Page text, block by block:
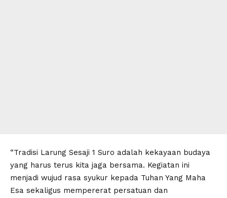
“Tradisi Larung Sesaji 1 Suro adalah kekayaan budaya
yang harus terus kita jaga bersama. Kegiatan ini
menjadi wujud rasa syukur kepada Tuhan Yang Maha
Esa sekaligus mempererat persatuan dan